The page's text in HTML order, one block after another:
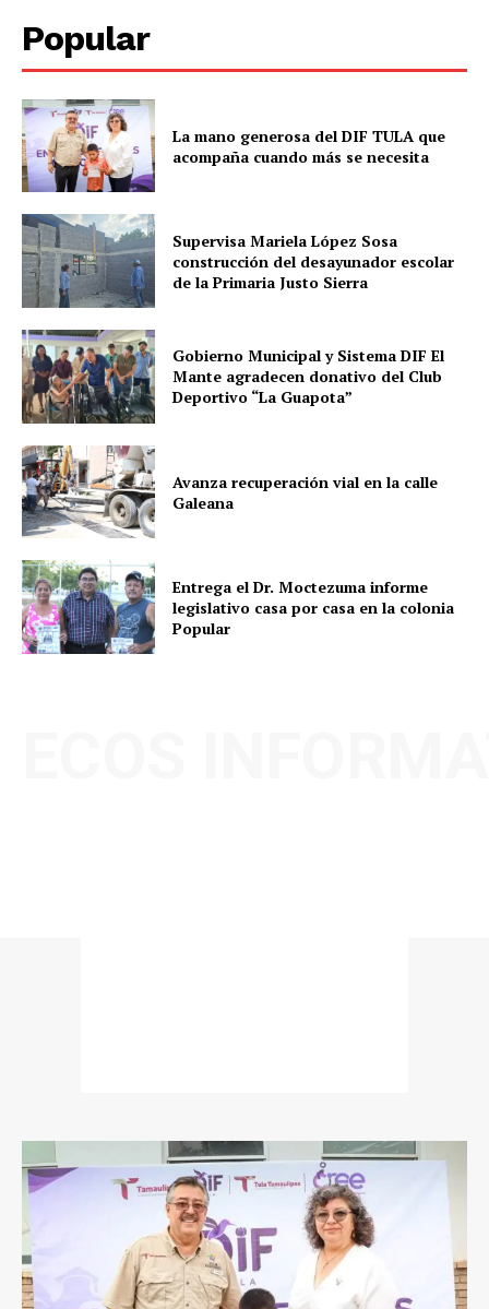
Popular
La mano generosa del DIF TULA que
acompaña cuando más se necesita
Supervisa Mariela López Sosa
construcción del desayunador escolar
de la Primaria Justo Sierra
Gobierno Municipal y Sistema DIF El
Mante agradecen donativo del Club
Deportivo “La Guapota”
Avanza recuperación vial en la calle
Galeana
Entrega el Dr. Moctezuma informe
legislativo casa por casa en la colonia
Popular